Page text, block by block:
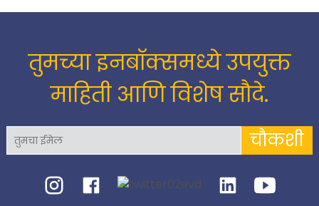
तुमच्या इनबॉक्समध्ये उपयुक्त
माहिती आणि विशेष सौदे.
चौकशी